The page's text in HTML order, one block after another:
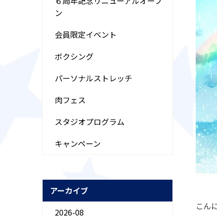
ン
会員限定イベント
ボクシング
パーソナルストレッチ
肉フェス
スタジオプログラム
キャンペーン
アーカイブ
2026-08
こん